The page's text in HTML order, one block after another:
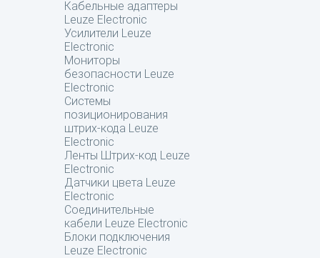
Кабельные адаптеры
Leuze Electronic
Усилители Leuze
Electronic
Мониторы
безопасности Leuze
Electronic
Системы
позиционирования
штрих-кода Leuze
Electronic
Ленты Штрих-код Leuze
Electronic
Датчики цвета Leuze
Electronic
Соединительные
кабели Leuze Electronic
Блоки подключения
Leuze Electronic